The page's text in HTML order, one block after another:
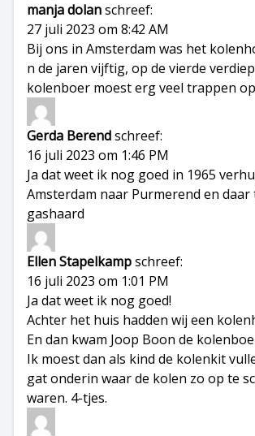
manja dolanschreef:
27 juli 2023 om 8:42 AM
Bij ons in Amsterdam was het
n de jaren vijftig, op de vierde
kolenboer moest erg veel trappen
Gerda Berendschreef:
16 juli 2023 om 1:46 PM
Ja dat weet ik nog goed in 1965
Amsterdam naar Purmerend en daar
gashaard
Ellen Stapelkampschreef:
16 juli 2023 om 1:01 PM
Ja dat weet ik nog goed!
Achter het huis hadden wij een
En dan kwam Joop Boon de
Ik moest dan als kind de kolenkit
gat onderin waar de kolen zo op te
waren. 4-tjes.